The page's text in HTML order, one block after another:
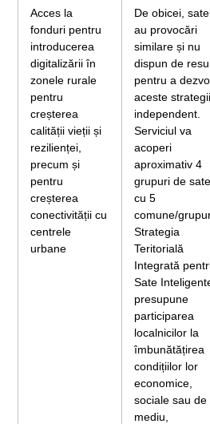
Acces la
fonduri pentru
introducerea
digitalizării în
zonele rurale
pentru
creșterea
calității vieții și
rezilienței,
precum și
pentru
creșterea
conectivității cu
centrele
urbane
De obicei,
au provocări
similare și nu
dispun de
pentru a
aceste strategii
independent.
Serviciul va
acoperi
aproximativ 4
grupuri de sate
cu 5
comune/
Strategia
Teritorială
Integrată
Sate
presupune
participarea
localnicilor la
îmbunătățirea
condițiilor lor
economice,
sociale sau de
mediu,